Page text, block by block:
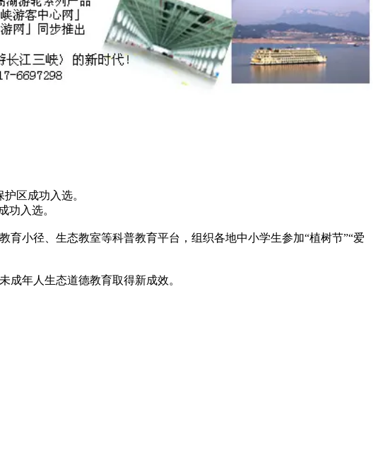
区成功入选。
功入选。
小径、生态教室等科普教育平台，组织各地中小学生参加“植树节”“爱
成年人生态道德教育取得新成效。